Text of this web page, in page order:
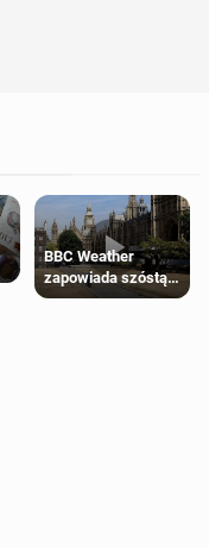
BBC Weather
zapowiada szóstą
falę upałów w